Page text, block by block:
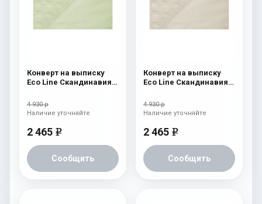
Конверт на выписку
Eco Line Скандинавия
4 930 р
2 465 e
Сообщить
Наличие уточняйте
Конверт на выписку
Eco Line Скандинавия
4 930 р
2 465 e
Сообщить
Наличие уточняйте